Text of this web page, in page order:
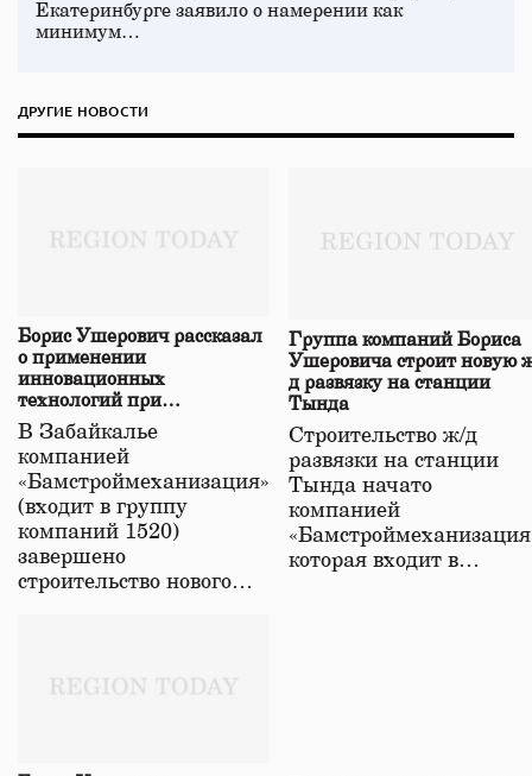
Екатеринбурге заявило о намерении как
минимум…
ДРУГИЕ НОВОСТИ
Борис Ушерович рассказал
о применении
инновационных
технологий при
строительстве нового моста
в Забайкалье
В Забайкалье
компанией
«Бамстроймеханизация»
(входит в группу
компаний 1520)
завершено
строительство нового…
Группа компаний Бориса
Ушеровича строит новую
д развязку на станции
Тында
Строительство ж/д
развязки на станции
Тында начато
компанией
которая входит в…